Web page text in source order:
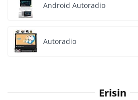
Android Autoradio
Autoradio
Erisin